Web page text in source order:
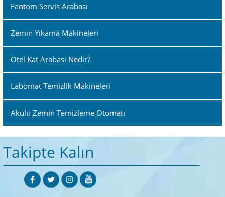
Fantom Servis Arabası
Zemin Yıkama Makineleri
Otel Kat Arabası Nedir?
Labomat Temizlik Makineleri
Akülü Zemin Temizleme Otomatı
Takipte Kalın